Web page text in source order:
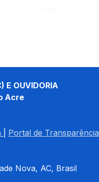
E OUVIDORIA
Acre
Portal de Transparência
Nova, AC, Brasil